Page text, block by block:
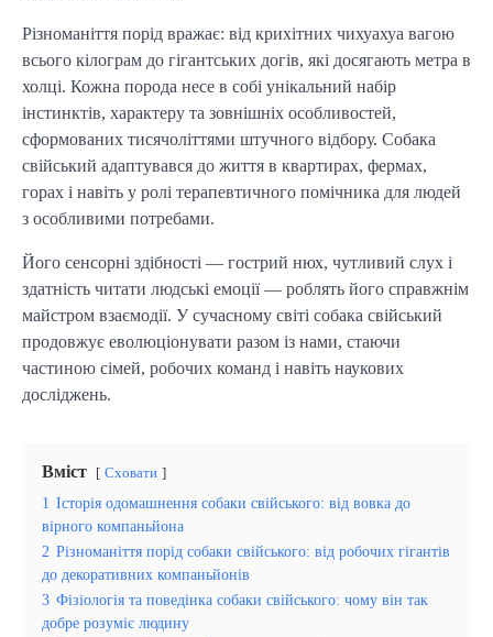
Різноманіття порід вражає: від крихітних чихуахуа вагою
всього кілограм до гігантських догів, які досягають метра в
холці. Кожна порода несе в собі унікальний набір
інстинктів, характеру та зовнішніх особливостей,
сформованих тисячоліттями штучного відбору. Собака
свійський адаптувався до життя в квартирах, фермах,
горах і навіть у ролі терапевтичного помічника для людей
з особливими потребами.
Його сенсорні здібності — гострий нюх, чутливий слух і
здатність читати людські емоції — роблять його справжнім
майстром взаємодії. У сучасному світі собака свійський
продовжує еволюціонувати разом із нами, стаючи
частиною сімей, робочих команд і навіть наукових
досліджень.
Вміст Сховати
1 Історія одомашнення собаки свійського: від вовка до
вірного компаньйона
2 Різноманіття порід собаки свійського: від робочих гігантів
до декоративних компаньйонів
3 Фізіологія та поведінка собаки свійського: чому він так
добре розуміє людину